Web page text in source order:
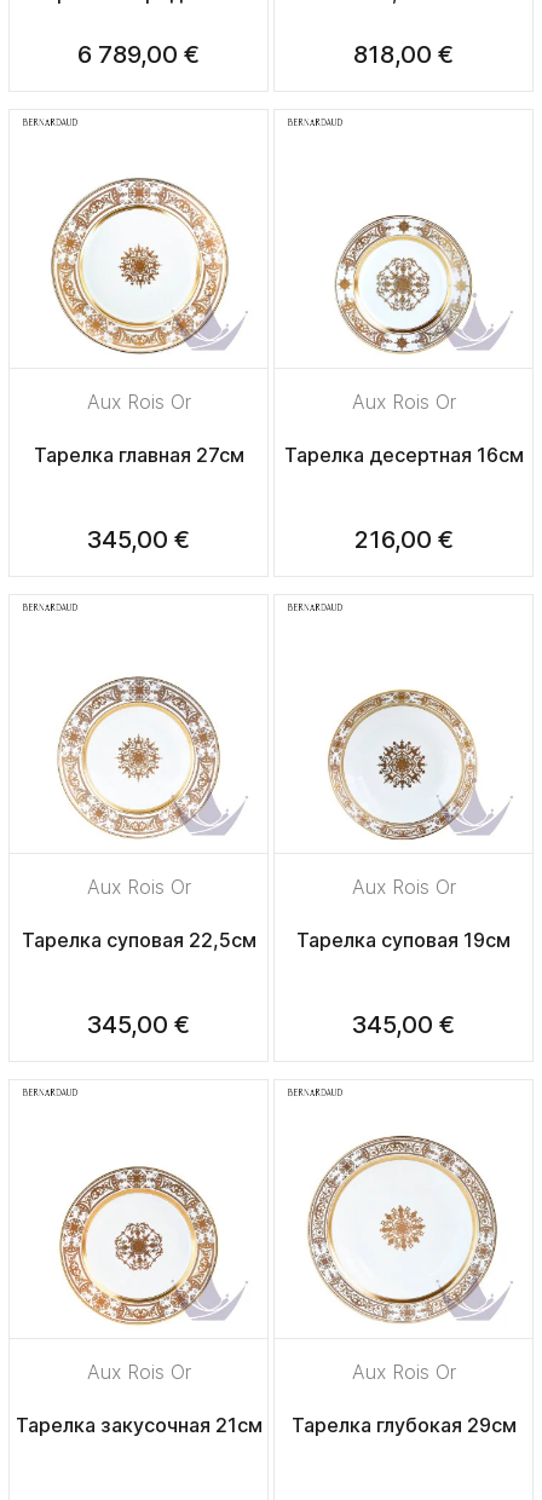
6 789,00 € 818,00 €
Aux Rois Or
Тарелка главная 27см
345,00 €
Aux Rois Or
Тарелка десертная 16см
216,00 €
Aux Rois Or
Тарелка суповая 22,5см
345,00 €
Aux Rois Or
Тарелка суповая 19см
345,00 €
Aux Rois Or
Тарелка закусочная 21см
Aux Rois Or
Тарелка глубокая 29см